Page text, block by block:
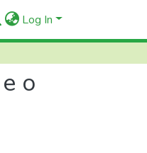
Log In
o